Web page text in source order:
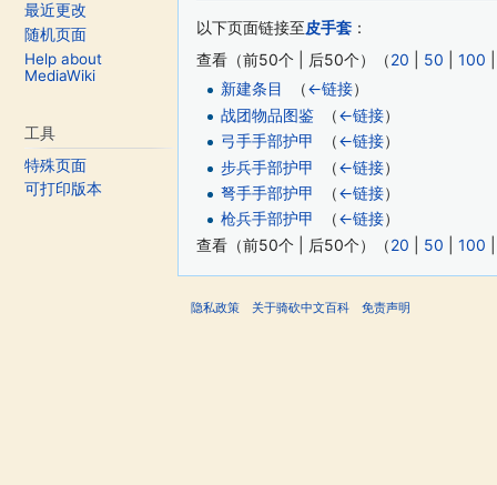
以下页面链接至皮手套 ：
查看（前50个 | 后50个）（20 50 100
新建条目
（←链接）
战团物品图鉴
（←链接）
弓手手部护甲
（←链接）
步兵手部护甲
（←链接）
弩手手部护甲
（←链接）
枪兵手部护甲
（←链接）
查看（前50个 | 后50个）（20 50 100
最近更改
随机页面
Help about
MediaWiki
工具
特殊页面
可打印版本
隐私政策 关于骑砍中文百科 免责声明